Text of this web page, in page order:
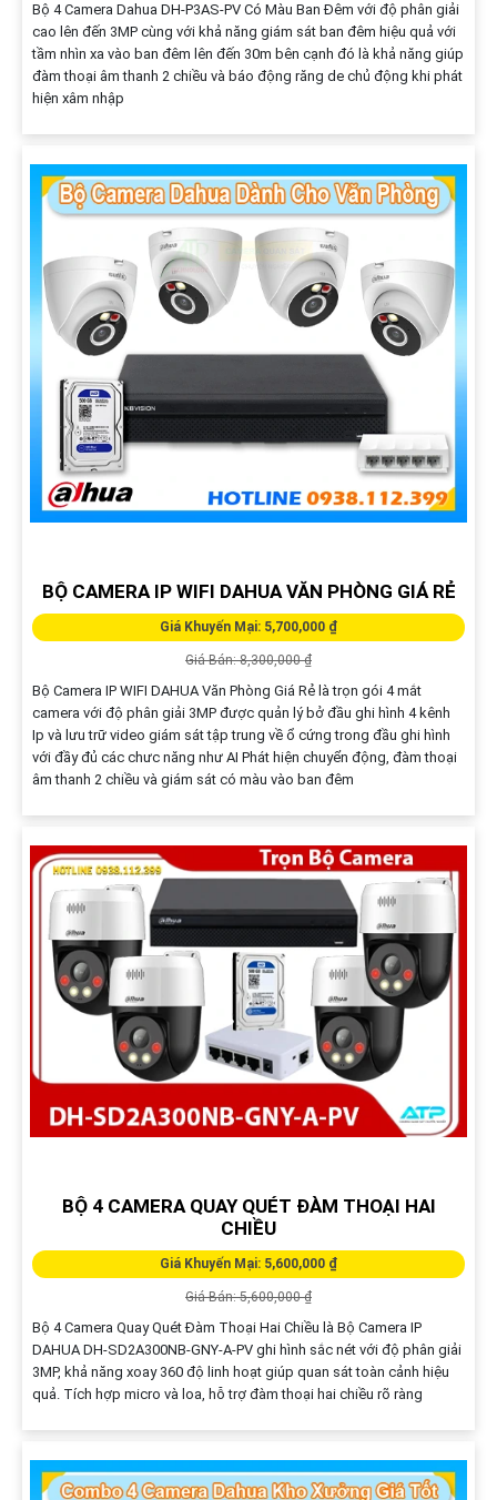
Bộ 4 Camera Dahua DH-P3AS-PV Có Màu Ban Đêm với độ phân giải
cao lên đến 3MP cùng với khả năng giám sát ban đêm hiệu quả với
tầm nhìn xa vào ban đêm lên đến 30m bên cạnh đó là khả năng giúp
đàm thoại âm thanh 2 chiều và báo động răng de chủ động khi phát
hiện xâm nhập
BỘ CAMERA IP WIFI DAHUA VĂN PHÒNG GIÁ RẺ
Giá Khuyến Mại: 5,700,000 ₫
Giá Bán: 8,300,000 ₫
Bộ Camera IP WIFI DAHUA Văn Phòng Giá Rẻ là trọn gói 4 mắt
camera với độ phân giải 3MP được quản lý bở đầu ghi hình 4 kênh
Ip và lưu trữ video giám sát tập trung về ổ cứng trong đầu ghi hình
với đầy đủ các chưc năng như AI Phát hiện chuyển động, đàm thoại
âm thanh 2 chiều và giám sát có màu vào ban đêm
BỘ 4 CAMERA QUAY QUÉT ĐÀM THOẠI HAI
CHIỀU
Giá Khuyến Mại: 5,600,000 ₫
Giá Bán: 5,600,000 ₫
Bộ 4 Camera Quay Quét Đàm Thoại Hai Chiều là Bộ Camera IP
DAHUA DH-SD2A300NB-GNY-A-PV ghi hình sắc nét với độ phân giải
3MP, khả năng xoay 360 độ linh hoạt giúp quan sát toàn cảnh hiệu
quả. Tích hợp micro và loa, hỗ trợ đàm thoại hai chiều rõ ràng